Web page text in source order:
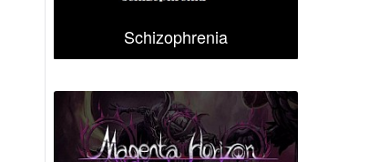
Schizophrenia